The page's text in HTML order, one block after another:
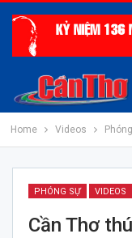
Home Videos
PHÓNG SỰ VIDEOS
Cần Thơ